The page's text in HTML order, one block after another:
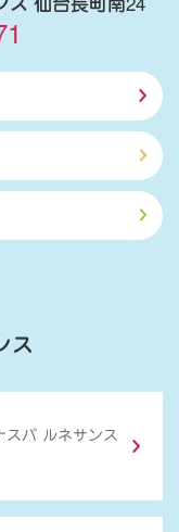
ス
スパ ルネサンス